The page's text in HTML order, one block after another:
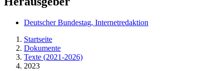
Deutscher Bundestag, Internetredaktion
Startseite
Dokumente
Texte (2021-2026)
2023